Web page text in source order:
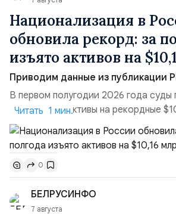
Национализация в
обновила рекорд: за
изъято активов на
Приводим данные из публикации
В первом полугодии 2026 года суды
государству активы на рекордные
подсчитали аналитики AK&M. Это в
чем за аналогичный период 2025
Всего зафиксировано 15
транзакций, которые обеспечили
объёма всего российского рынка
поглощений. Крупнейшей ...
Читать 1 мин.
0
БЕЛРУСИНФО
7 августа